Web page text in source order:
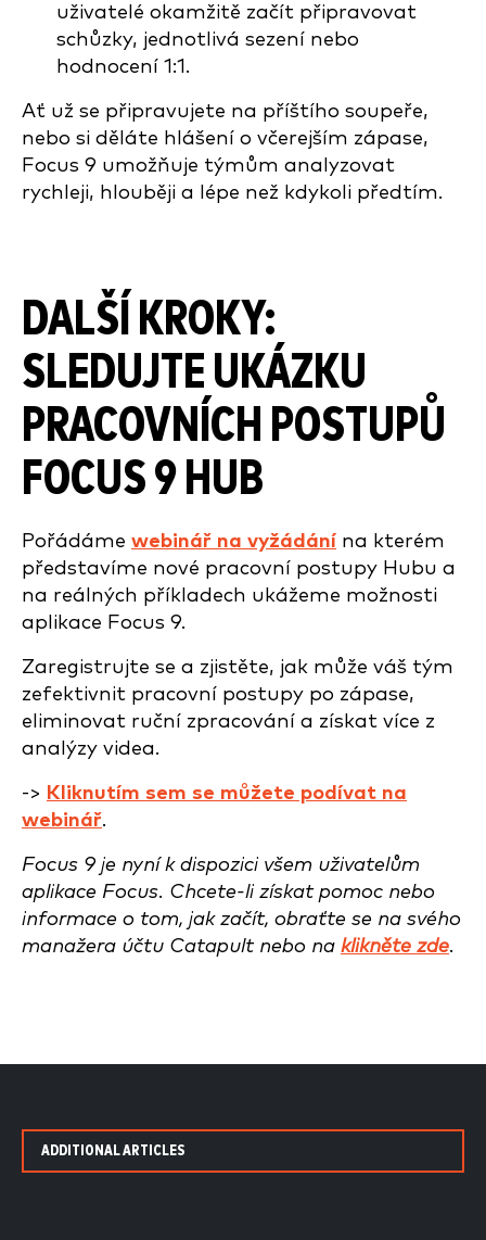
uživatelé okamžitě začít připravovat
schůzky, jednotlivá sezení nebo
hodnocení 1:1.
Ať už se připravujete na příštího soupeře,
nebo si děláte hlášení o včerejším zápase,
Focus 9 umožňuje týmům analyzovat
rychleji, hlouběji a lépe než kdykoli předtím.
DALŠÍ KROKY:
SLEDUJTE UKÁZKU
PRACOVNÍCH POSTUPŮ
FOCUS 9 HUB
Pořádáme webinář na vyžádání na kterém
představíme nové pracovní postupy Hubu a
na reálných příkladech ukážeme možnosti
aplikace Focus 9.
Zaregistrujte se a zjistěte, jak může váš tým
zefektivnit pracovní postupy po zápase,
eliminovat ruční zpracování a získat více z
analýzy videa.
-> Kliknutím sem se můžete podívat na
webinář.
Focus 9 je nyní k dispozici všem uživatelům
aplikace Focus. Chcete-li získat pomoc nebo
informace o tom, jak začít, obraťte se na svého
manažera účtu Catapult nebo na klikněte zde.
ADDITIONAL ARTICLES